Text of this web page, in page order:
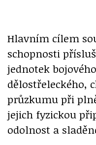
Hlavním cílem
schopnosti
jednotek
dělostřeleckého,
průzkumu při
jejich fyzickou
odolnost a